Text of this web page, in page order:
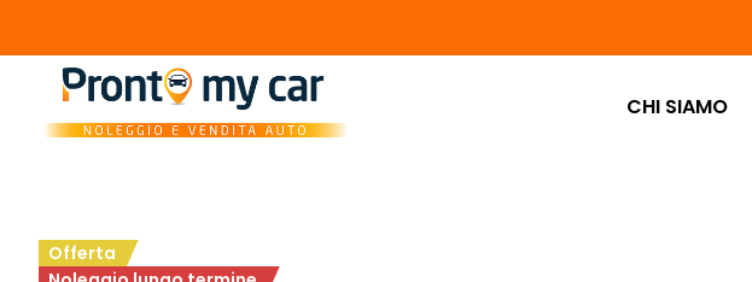
CHI SIAMO
Offerta